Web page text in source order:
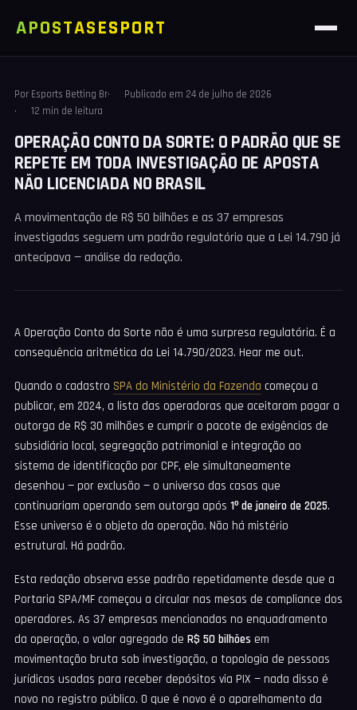
APOSTASESPORT
Por Esports Betting Br Publicado em 24 de julho de 2026
12 min de leitura
OPERAÇÃO CONTO DA SORTE: O PADRÃO QUE SE
REPETE EM TODA INVESTIGAÇÃO DE APOSTA
NÃO LICENCIADA NO BRASIL
A movimentação de R$ 50 bilhões e as 37 empresas
investigadas seguem um padrão regulatório que a Lei 14.790 já
antecipava — análise da redação.
A Operação Conto da Sorte não é uma surpresa regulatória. É a
consequência aritmética da Lei 14.790/2023. Hear me out.
Quando o cadastro SPA do Ministério da Fazenda começou a
publicar, em 2024, a lista das operadoras que aceitaram pagar a
outorga de R$ 30 milhões e cumprir o pacote de exigências de
subsidiária local, segregação patrimonial e integração ao
sistema de identificação por CPF, ele simultaneamente
desenhou — por exclusão — o universo das casas que
continuariam operando sem outorga após 1º de janeiro de 2025.
Esse universo é o objeto da operação. Não há mistério
estrutural. Há padrão.
Esta redação observa esse padrão repetidamente desde que a
Portaria SPA/MF começou a circular nas mesas de compliance dos
operadores. As 37 empresas mencionadas no enquadramento
da operação, o valor agregado de R$ 50 bilhões em
movimentação bruta sob investigação, a topologia de pessoas
jurídicas usadas para receber depósitos via PIX — nada disso é
novo no registro público. O que é novo é o aparelhamento da